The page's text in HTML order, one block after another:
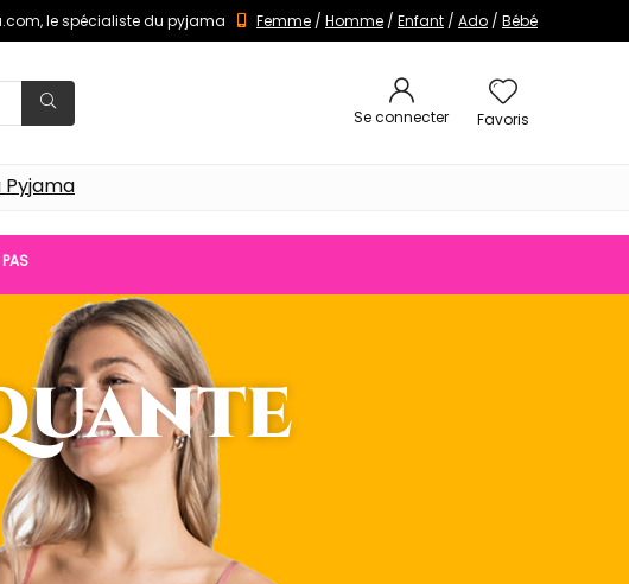
le spécialiste du pyjama Femme / Homme / Enfant / Ado / Bébé
Se connecter Favoris
Pyjama